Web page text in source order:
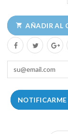
 AÑADIR AL